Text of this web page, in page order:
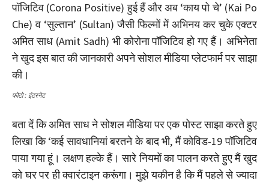
पॉजिटिव (Corona Positive) हुई हैं और अब ‘काय पो चे’ (Kai Po
Che) व ‘सुल्तान’ (Sultan) जैसी फिल्मों में अभिनय कर चुके एक्टर
अमित साध (Amit Sadh) भी कोरोना पॉजिटिव हो गए हैं। अभिनेता
ने खुद इस बात की जानकारी अपने सोशल मीडिया प्लेटफार्म पर साझा
की।
फोटो : इंटरनेट
बता दें कि अमित साध ने सोशल मीडिया पर एक पोस्ट साझा करते हुए
लिखा कि ‘कई सावधानियां बरतने के बाद भी, मैं कोविड-19 पॉजिटिव
पाया गया हूं। लक्षण हल्के हैं। सारे नियमों का पालन करते हुए मैं खुद
को घर पर ही क्वारंटाइन करूंगा। मुझे यकीन है कि मैं पहले से ज्यादा